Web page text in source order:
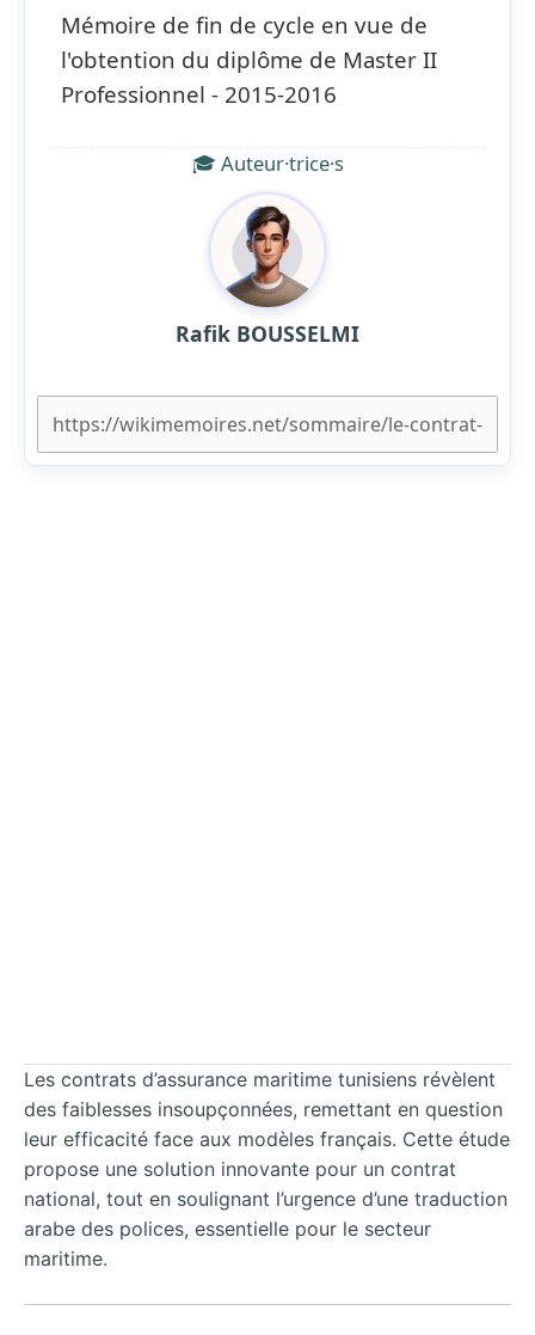
Mémoire de fin de cycle en vue de
l'obtention du diplôme de Master II
Professionnel - 2015-2016
🎓 Auteur·trice·s
Rafik BOUSSELMI
Les contrats d’assurance maritime tunisiens révèlent
des faiblesses insoupçonnées, remettant en question
leur efficacité face aux modèles français. Cette étude
propose une solution innovante pour un contrat
national, tout en soulignant l’urgence d’une traduction
arabe des polices, essentielle pour le secteur
maritime.